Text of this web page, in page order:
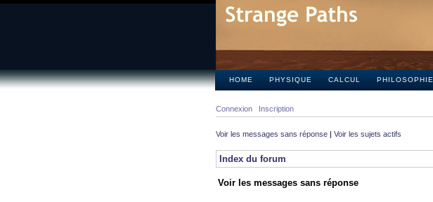
HOME PHYSIQUE CALCUL PHILOSOPHIE
Connexion Inscription
Voir les messages sans réponse | Voir les sujets actifs
Index du forum
Voir les messages sans réponse